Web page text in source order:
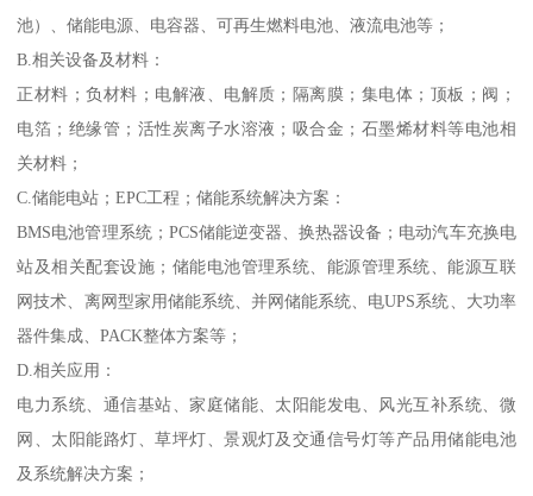
池）、储能电源、电容器、可再生燃料电池、液流电池等；
B.相关设备及材料：
正材料；负材料；电解液、电解质；隔离膜；集电体；顶板；阀；
电箔；绝缘管；活性炭离子水溶液；吸合金；石墨烯材料等电池相
关材料；
C.储能电站；EPC工程；储能系统解决方案：
BMS电池管理系统；PCS储能逆变器、换热器设备；电动汽车充换电
站及相关配套设施；储能电池管理系统、能源管理系统、能源互联
网技术、离网型家用储能系统、并网储能系统、电UPS系统、大功率
器件集成、PACK整体方案等；
D.相关应用：
电力系统、通信基站、家庭储能、太阳能发电、风光互补系统、微
网、太阳能路灯、草坪灯、景观灯及交通信号灯等产品用储能电池
及系统解决方案；